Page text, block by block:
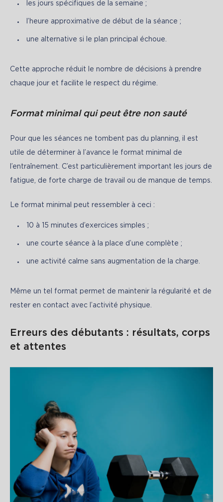
les jours spécifiques de la semaine ;
l’heure approximative de début de la séance ;
une alternative si le plan principal échoue.
Cette approche réduit le nombre de décisions à prendre
chaque jour et facilite le respect du régime.
Format minimal qui peut être non sauté
Pour que les séances ne tombent pas du planning, il est
utile de déterminer à l’avance le format minimal de
l’entraînement. C’est particulièrement important les jours de
fatigue, de forte charge de travail ou de manque de temps.
Le format minimal peut ressembler à ceci :
10 à 15 minutes d’exercices simples ;
une courte séance à la place d’une complète ;
une activité calme sans augmentation de la charge.
Même un tel format permet de maintenir la régularité et de
rester en contact avec l’activité physique.
Erreurs des débutants : résultats, corps
et attentes